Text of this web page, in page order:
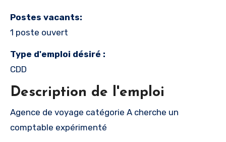
Postes vacants:
1 poste ouvert
Type d'emploi désiré :
CDD
Description de l'emploi
Agence de voyage catégorie A cherche un
comptable expérimenté